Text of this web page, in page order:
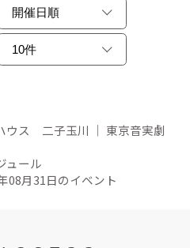
ウス 二子玉川 ｜ 東京音実劇
ュール
08月31日のイベント